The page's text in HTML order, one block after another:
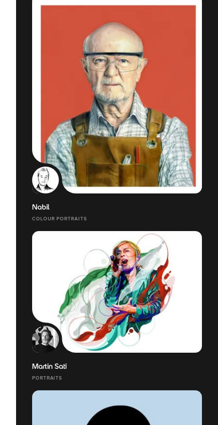
Nabil
COLOUR PORTRAITS
Martin Sati
PORTRAITS